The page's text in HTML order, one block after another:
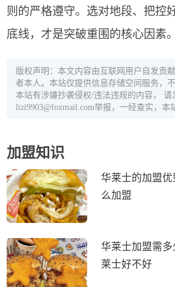
则的严格遵守。选对地段、把控
底线，才是突破重围的核心因素。
版权声明：本文内容由互联网用户自发贡
者本人。本站仅提供信息存储空间服务，
本站有涉嫌抄袭侵权/违法违规的内容， 请
lizi9903@foxmail.com举报，一经查实，本
加盟知识
华莱士的加盟
么加盟
华莱士加盟需
莱士好不好